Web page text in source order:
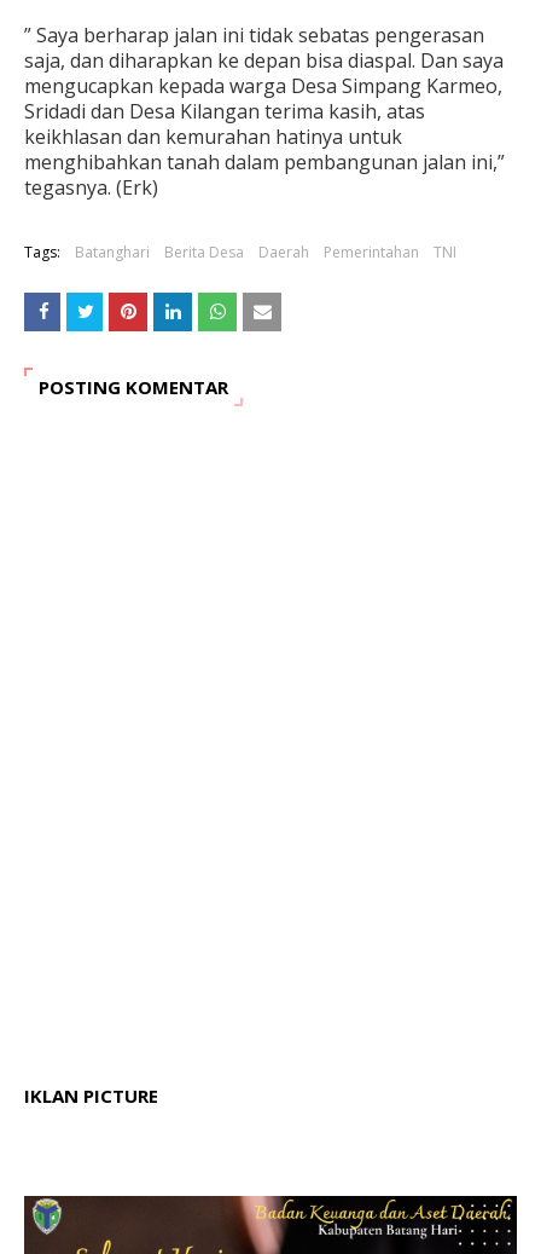
” Saya berharap jalan ini tidak sebatas pengerasan
saja, dan diharapkan ke depan bisa diaspal. Dan saya
mengucapkan kepada warga Desa Simpang Karmeo,
Sridadi dan Desa Kilangan terima kasih, atas
keikhlasan dan kemurahan hatinya untuk
menghibahkan tanah dalam pembangunan jalan ini,”
tegasnya. (Erk)
Tags: Batanghari Berita Desa Daerah Pemerintahan TNI
POSTING KOMENTAR
IKLAN PICTURE